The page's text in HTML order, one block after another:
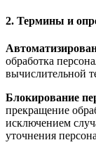
2. Термины и
обработка
вычислительной
Блокирование
прекращение
исключением
уточнения